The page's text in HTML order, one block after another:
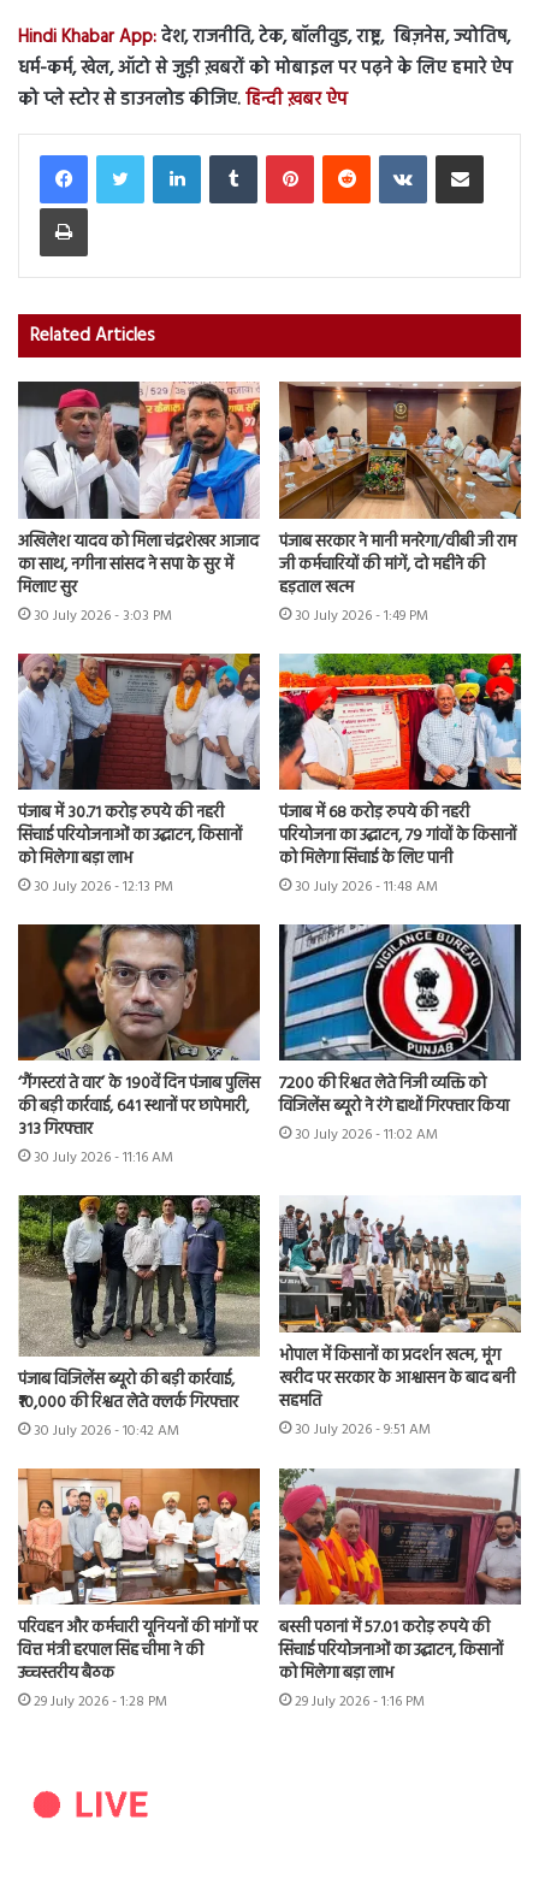
Hindi Khabar App:देश, राजनीति, टेक, बॉलीवुड, राष्ट्र, बिज़नेस, ज्योतिष,
धर्म-कर्म, खेल, ऑटो से जुड़ी ख़बरों को मोबाइल पर पढ़ने के लिए हमारे ऐप
को प्ले स्टोर से डाउनलोड कीजिए.हिन्दी ख़बर ऐप
LinkedInTumblr PinterestReddit VKontakteShare via Email
Print
Related Articles
अखिलेश यादव को मिला चंद्रशेखर आजाद
का साथ, नगीना सांसद ने सपा के सुर में
मिलाए सुर
30 July 2026 - 3:03 PM
पंजाब सरकार ने मानी मनरेगा/वीबी जी राम
जी कर्मचारियों की मांगें, दो महीने की
हड़ताल खत्म
30 July 2026 - 1:49 PM
पंजाब में 30.71 करोड़ रुपये की नहरी
सिंचाई परियोजनाओं का उद्घाटन, किसानों
को मिलेगा बड़ा लाभ
30 July 2026 - 12:13 PM
पंजाब में 68 करोड़ रुपये की नहरी
परियोजना का उद्घाटन, 79 गांवों के किसानों
को मिलेगा सिंचाई के लिए पानी
30 July 2026 - 11:48 AM
‘गैंगस्टरां ते वार’ के 190वें दिन पंजाब पुलिस
की बड़ी कार्रवाई, 641 स्थानों पर छापेमारी,
313 गिरफ्तार
30 July 2026 - 11:16 AM
7200 की रिश्वत लेते निजी व्यक्ति को
विजिलेंस ब्यूरो ने रंगे हाथों गिरफ्तार किया
30 July 2026 - 11:02 AM
पंजाब विजिलेंस ब्यूरो की बड़ी कार्रवाई,
₹10,000 की रिश्वत लेते क्लर्क गिरफ्तार
30 July 2026 - 10:42 AM
भोपाल में किसानों का प्रदर्शन खत्म, मूंग
खरीद पर सरकार के आश्वासन के बाद बनी
सहमति
30 July 2026 - 9:51 AM
परिवहन और कर्मचारी यूनियनों की मांगों पर
वित्त मंत्री हरपाल सिंह चीमा ने की
उच्चस्तरीय बैठक
29 July 2026 - 1:28 PM
बस्सी पठानां में 57.01 करोड़ रुपये की
सिंचाई परियोजनाओं का उद्घाटन, किसानों
को मिलेगा बड़ा लाभ
29 July 2026 - 1:16 PM